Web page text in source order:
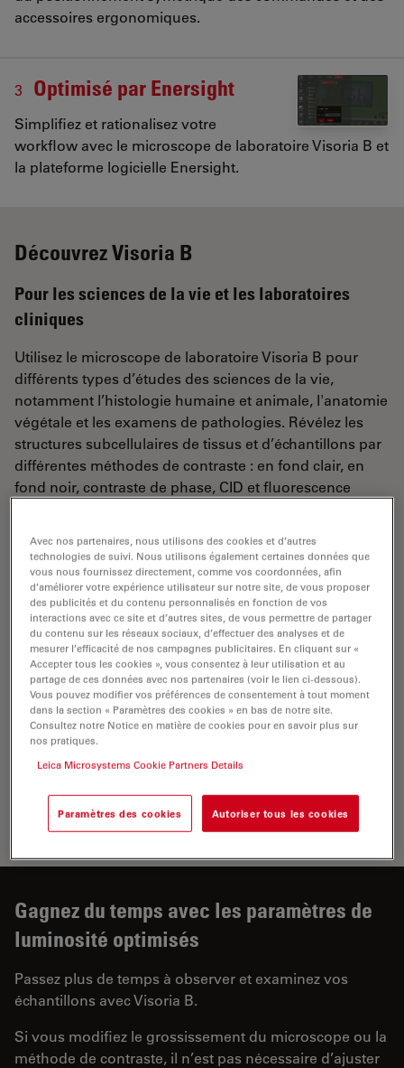
accessoires ergonomiques.
3 Optimisé par Enersight
Simplifiez et rationalisez votre
workflow avec le microscope de laboratoire Visoria B et
la plateforme logicielle Enersight.
Découvrez Visoria B
Pour les sciences de la vie et les laboratoires
cliniques
Utilisez le microscope de laboratoire Visoria B pour
différents types d’études des sciences de la vie,
notamment l’histologie humaine et animale, l'anatomie
végétale et les examens de pathologies. Révélez les
structures subcellulaires de tissus et d’échantillons par
différentes méthodes de contraste : en fond clair, en
fond noir, contraste de phase, CID et fluorescence
Microscope de laboratoire Visoria B certifié pour les
diagnostics in vitro (DIV).
Gagnez du temps avec les paramètres de
luminosité optimisés
Passez plus de temps à observer et examinez vos
échantillons avec Visoria B.
Si vous modifiez le grossissement du microscope ou la
méthode de contraste, il n’est pas nécessaire d’ajuster
Avec nos partenaires, nous utilisons des cookies et d’autres
technologies de suivi. Nous utilisons également certaines données que
vous nous fournissez directement, comme vos coordonnées, afin
d’améliorer votre expérience utilisateur sur notre site, de vous proposer
des publicités et du contenu personnalisés en fonction de vos
interactions avec ce site et d’autres sites, de vous permettre de partager
du contenu sur les réseaux sociaux, d’effectuer des analyses et de
mesurer l’efficacité de nos campagnes publicitaires. En cliquant sur «
Accepter tous les cookies », vous consentez à leur utilisation et au
partage de ces données avec nos partenaires (voir le lien ci-dessous).
Vous pouvez modifier vos préférences de consentement à tout moment
dans la section « Paramètres des cookies » en bas de notre site.
Consultez notre Notice en matière de cookies pour en savoir plus sur
nos pratiques.
Leica Microsystems Cookie Partners Details
Paramètres des cookies Autoriser tous les cookies